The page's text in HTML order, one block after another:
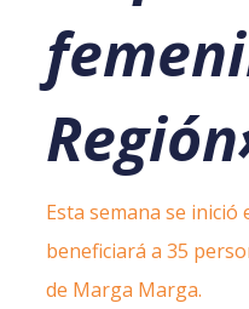
Esta semana se inició
beneficiará a 35
de Marga Marga.